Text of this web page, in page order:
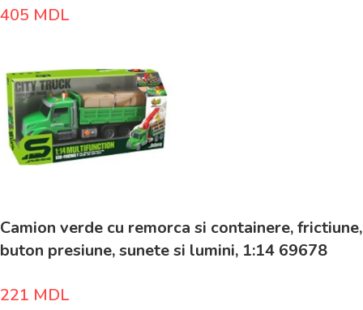
405 MDL
Camion verde cu remorca si containere, frictiune,
buton presiune, sunete si lumini, 1:14 69678
221 MDL